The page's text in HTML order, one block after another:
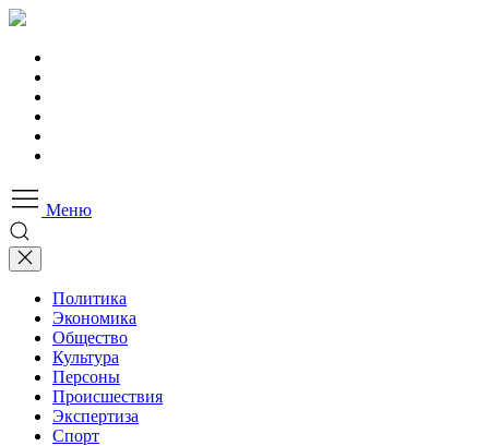
Меню
Политика
Экономика
Общество
Культура
Персоны
Происшествия
Экспертиза
Спорт